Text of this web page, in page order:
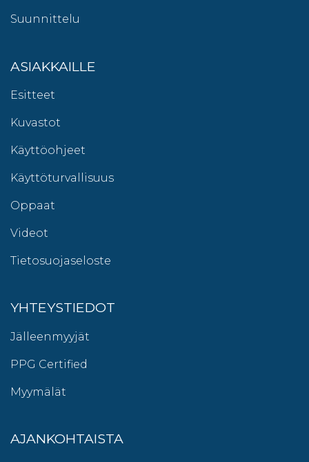
Suunnittelu
ASIAKKAILLE
Esitteet
Kuvastot
Käyttöohjeet
Käyttöturvallisuus
Oppaat
Videot
Tietosuojaseloste
YHTEYSTIEDOT
Jälleenmyyjät
PPG Certified
Myymälät
AJANKOHTAISTA